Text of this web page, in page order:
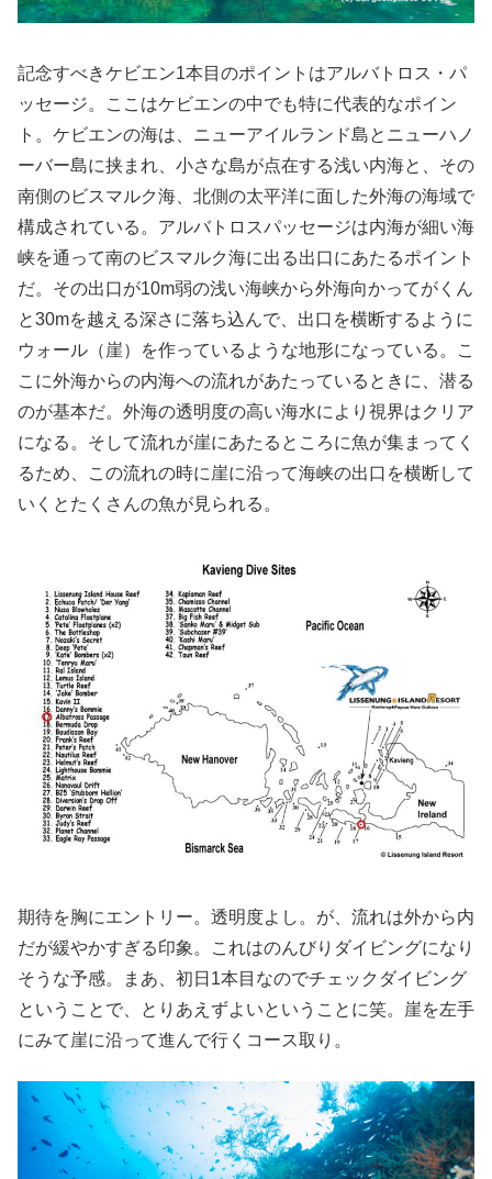
記念すべきケビエン1本目のポイントはアルバトロス・パ
ッセージ。ここはケビエンの中でも特に代表的なポイン
ト。ケビエンの海は、ニューアイルランド島とニューハノ
ーバー島に挟まれ、小さな島が点在する浅い内海と、その
南側のビスマルク海、北側の太平洋に面した外海の海域で
構成されている。アルバトロスパッセージは内海が細い海
峡を通って南のビスマルク海に出る出口にあたるポイント
だ。その出口が10m弱の浅い海峡から外海向かってがくん
と30mを越える深さに落ち込んで、出口を横断するように
ウォール（崖）を作っているような地形になっている。こ
こに外海からの内海への流れがあたっているときに、潜る
のが基本だ。外海の透明度の高い海水により視界はクリア
になる。そして流れが崖にあたるところに魚が集まってく
るため、この流れの時に崖に沿って海峡の出口を横断して
いくとたくさんの魚が見られる。
期待を胸にエントリー。透明度よし。が、流れは外から内
だが緩やかすぎる印象。これはのんびりダイビングになり
そうな予感。まあ、初日1本目なのでチェックダイビング
ということで、とりあえずよいということに笑。崖を左手
にみて崖に沿って進んで行くコース取り。